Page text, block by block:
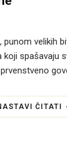
punom velikih
koji spašavaju
ČITATI